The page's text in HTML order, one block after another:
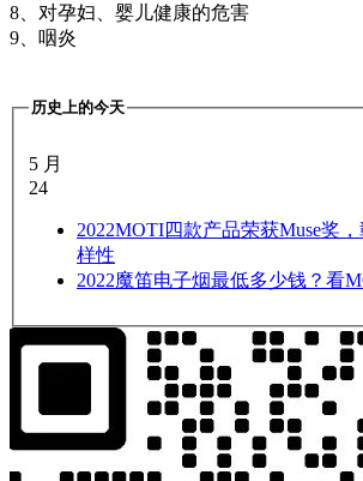
8、对孕妇、婴儿健康的危害
9、咽炎
历史上的今天
5 月
24
2022MOTI四款产品荣获Muse奖
样性
2022魔笛电子烟最低多少钱？看